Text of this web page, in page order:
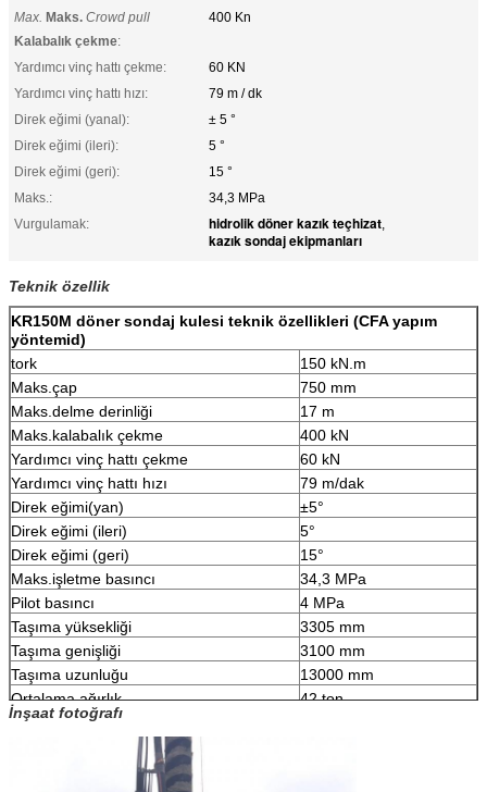
Max. Maks. Crowd pull
Kalabalık çekme:
400 Kn
Yardımcı vinç hattı çekme:
60 KN
Yardımcı vinç hattı hızı:
79 m / dk
Direk eğimi (yanal):
± 5 °
Direk eğimi (ileri):
5 °
Direk eğimi (geri):
15 °
Maks.:
34,3 MPa
Vurgulamak:
hidrolik döner kazık teçhizat,
kazık sondaj ekipmanları
Teknik özellik
KR150M döner sondaj kulesi teknik özellikleri (CFA yapım
yöntemid)
tork
150 kN.m
Maks.çap
750 mm
Maks.delme derinliği
17 m
Maks.kalabalık çekme
400 kN
Yardımcı vinç hattı çekme
60 kN
Yardımcı vinç hattı hızı
79 m/dak
Direk eğimi(yan)
±5°
Direk eğimi (ileri)
5°
Direk eğimi (geri)
15°
Maks.işletme basıncı
34,3 MPa
Pilot basıncı
4 MPa
Taşıma yüksekliği
3305 mm
Taşıma genişliği
3100 mm
Taşıma uzunluğu
13000 mm
Ortalama ağırlık
42 ton
İnşaat fotoğrafı